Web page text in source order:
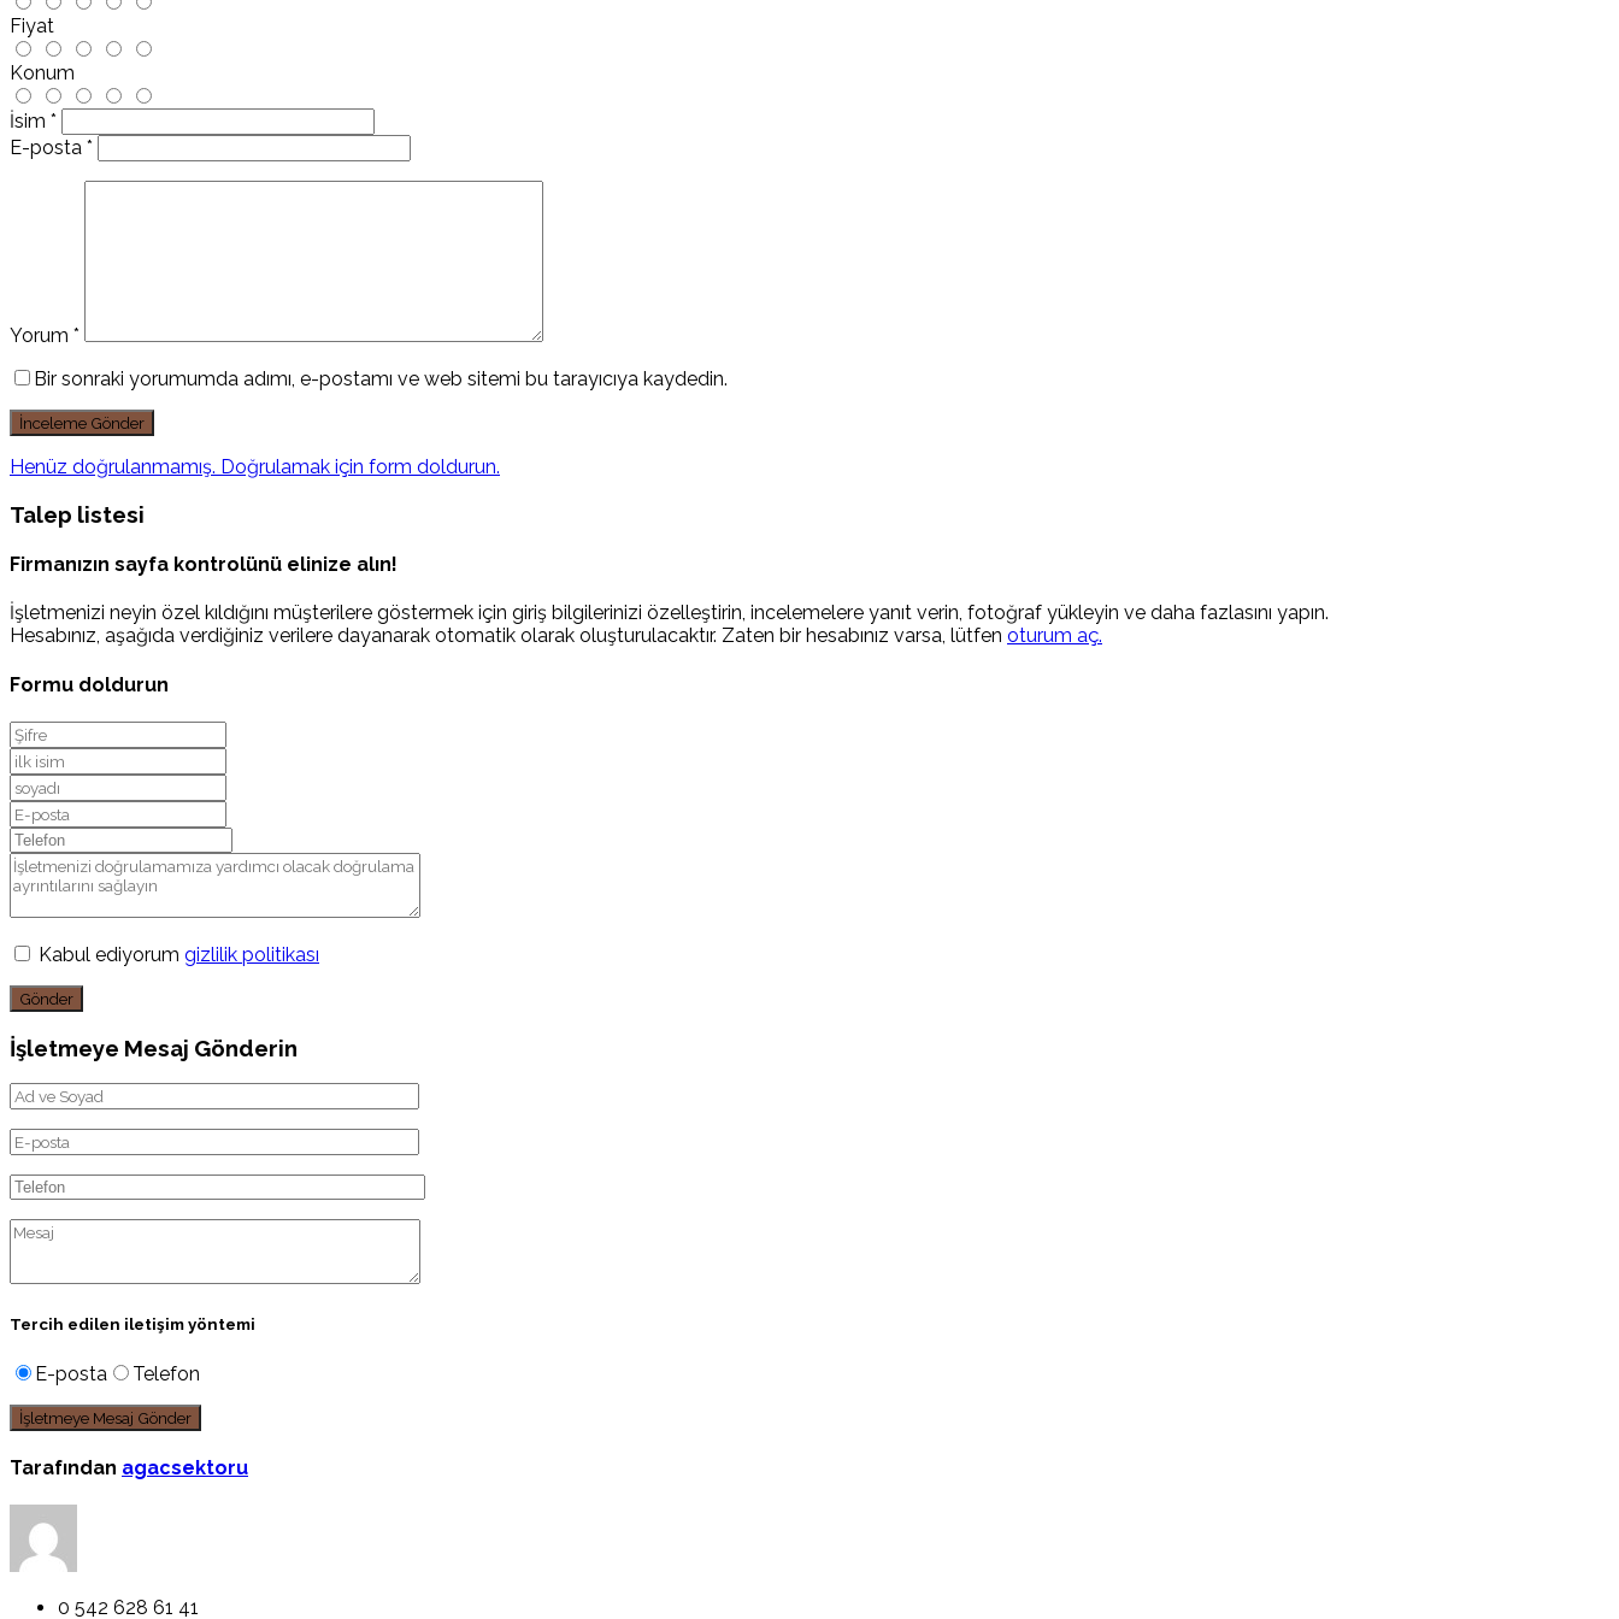
Fiyat
Konum
İsim *
E-posta *
Yorum *
Bir sonraki yorumumda adımı, e-postamı ve web sitemi bu tarayıcıya kaydedin.
Henüz doğrulanmamış. Doğrulamak için form doldurun.
Talep listesi
Firmanızın sayfa kontrolünü elinize alın!
İşletmenizi neyin özel kıldığını müşterilere göstermek için giriş bilgilerinizi özelleştirin, incelemelere yanıt verin, fotoğraf yükleyin ve daha fazlasını yapın.
Hesabınız, aşağıda verdiğiniz verilere dayanarak otomatik olarak oluşturulacaktır. Zaten bir hesabınız varsa, lütfen oturum aç.
Formu doldurun
Kabul ediyorum gizlilik politikası
Gönder
İşletmeye Mesaj Gönderin
Tercih edilen iletişim yöntemi
E-posta Telefon
Tarafından agacsektoru
0 542 628 61 41